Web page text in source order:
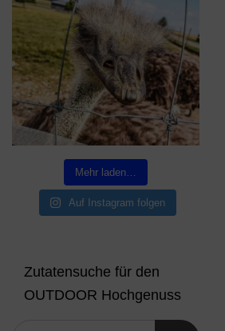
Mehr laden…
Auf Instagram folgen
Zutatensuche für den
OUTDOOR Hochgenuss